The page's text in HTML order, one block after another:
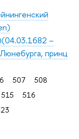
–
принц
507
508
515
516